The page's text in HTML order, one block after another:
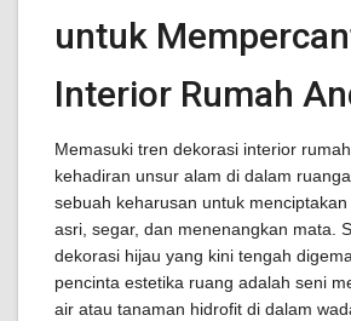
untuk
Interior Rumah
Memasuki tren dekorasi interior rumah
kehadiran unsur alam di dalam
sebuah keharusan untuk
asri, segar, dan menenangkan mata.
dekorasi hijau yang kini tengah
pencinta estetika ruang adalah seni
air atau tanaman hidrofit di dalam